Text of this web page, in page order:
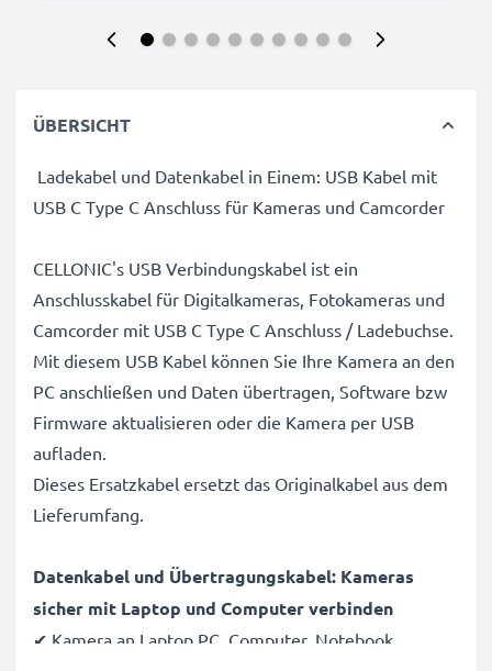
ÜBERSICHT
Ladekabel und Datenkabel in Einem: USB Kabel mit
USB C Type C Anschluss für Kameras und Camcorder
CELLONIC's USB Verbindungskabel ist ein
Anschlusskabel für Digitalkameras, Fotokameras und
Camcorder mit USB C Type C Anschluss / Ladebuchse.
Mit diesem USB Kabel können Sie Ihre Kamera an den
PC anschließen und Daten übertragen, Software bzw
Firmware aktualisieren oder die Kamera per USB
aufladen.
Dieses Ersatzkabel ersetzt das Originalkabel aus dem
Lieferumfang.
Datenkabel und Übertragungskabel: Kameras
sicher mit Laptop und Computer verbinden
✔ Kamera an Laptop PC, Computer, Notebook